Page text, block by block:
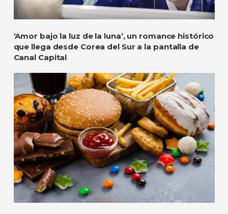
‘Amor bajo la luz de la luna’, un romance histórico
que llega desde Corea del Sur a la pantalla de
Canal Capital